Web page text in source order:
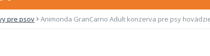
pre psov Animonda GranCarno Adult konzerva pre psy